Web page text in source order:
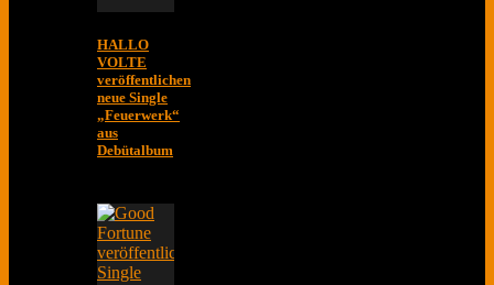
HALLO
VOLTE
veröffentlichen
neue Single
„Feuerwerk“
aus
Debütalbum